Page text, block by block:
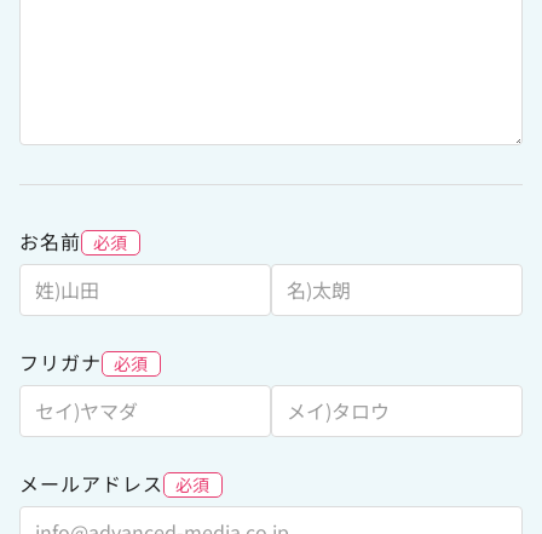
メールマガジン
お名前 必須
フリガナ 必須
メールアドレス 必須